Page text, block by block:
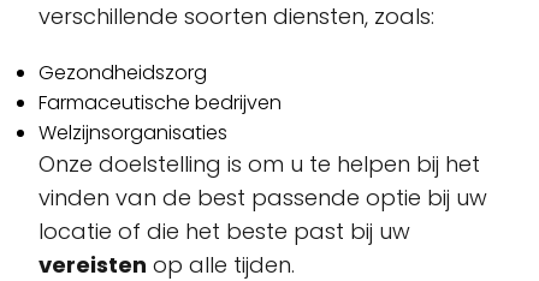
verschillende soorten diensten, zoals:
Gezondheidszorg
Farmaceutische bedrijven
Welzijnsorganisaties
Onze doelstelling is om u te helpen bij het
vinden van de best passende optie bij uw
locatie of die het beste past bij uw
vereisten op alle tijden.